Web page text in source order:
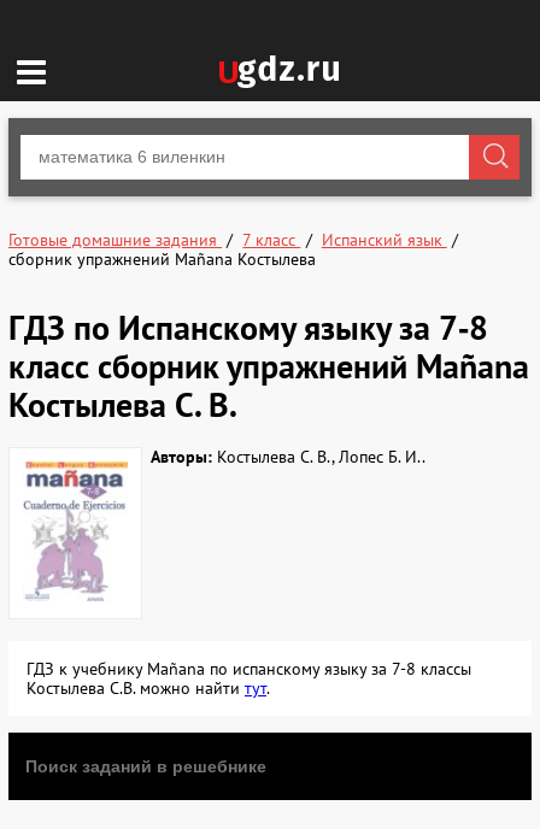
Готовые домашние задания 7 класс
Испанский язык
сборник упражнений Mañana Костылева
ГДЗ по Испанскому языку за 7‐8
класс сборник упражнений Mañana
Костылева С. В.
Авторы: Костылева С. В., Лопес Б. И..
ГДЗ к учебнику Mañana по испанскому языку за 7-8 классы
Костылева С.В. можно найти тут.